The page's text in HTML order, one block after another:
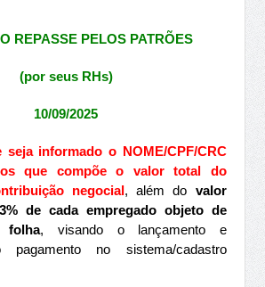
REPASSE PELOS PATRÕES
(por seus RHs)
10/09/2025
seja informado o NOME/CPF/CRC
que compõe o valor total do
negocial, além do valor
de cada empregado objeto de
folha, visando o lançamento e
pagamento no sistema/cadastro